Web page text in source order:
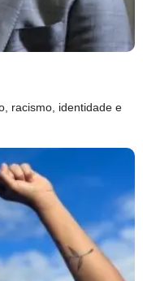
racismo, identidade e